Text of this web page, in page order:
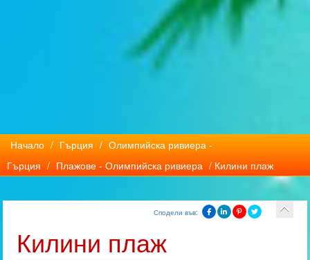
Начало / Гърция / Олимпийска ривиера -
Гърция / Плажове - Олимпийска ривиера / Килини плаж
Сподели във:
Килини плаж